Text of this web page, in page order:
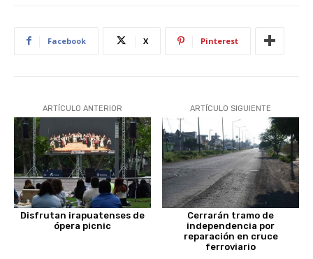
Facebook X Pinterest
ARTÍCULO ANTERIOR
Disfrutan irapuatenses de
ópera picnic
ARTÍCULO SIGUIENTE
Cerrarán tramo de
independencia por
reparación en cruce
ferroviario